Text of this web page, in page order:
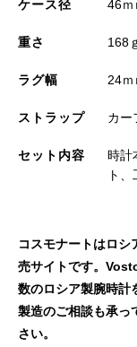
ケース径 46ｍ
重さ 168ｇ
ラグ幅 24ｍ
ストラップ カー
セット内容
時計
ト
コスモナートはロシ
売サイトです。
数のロシア製腕時計
製造のご相談も承っ
さい。